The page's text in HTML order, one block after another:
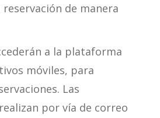
de manera
a la plataforma
móviles, para
Las
por vía de correo